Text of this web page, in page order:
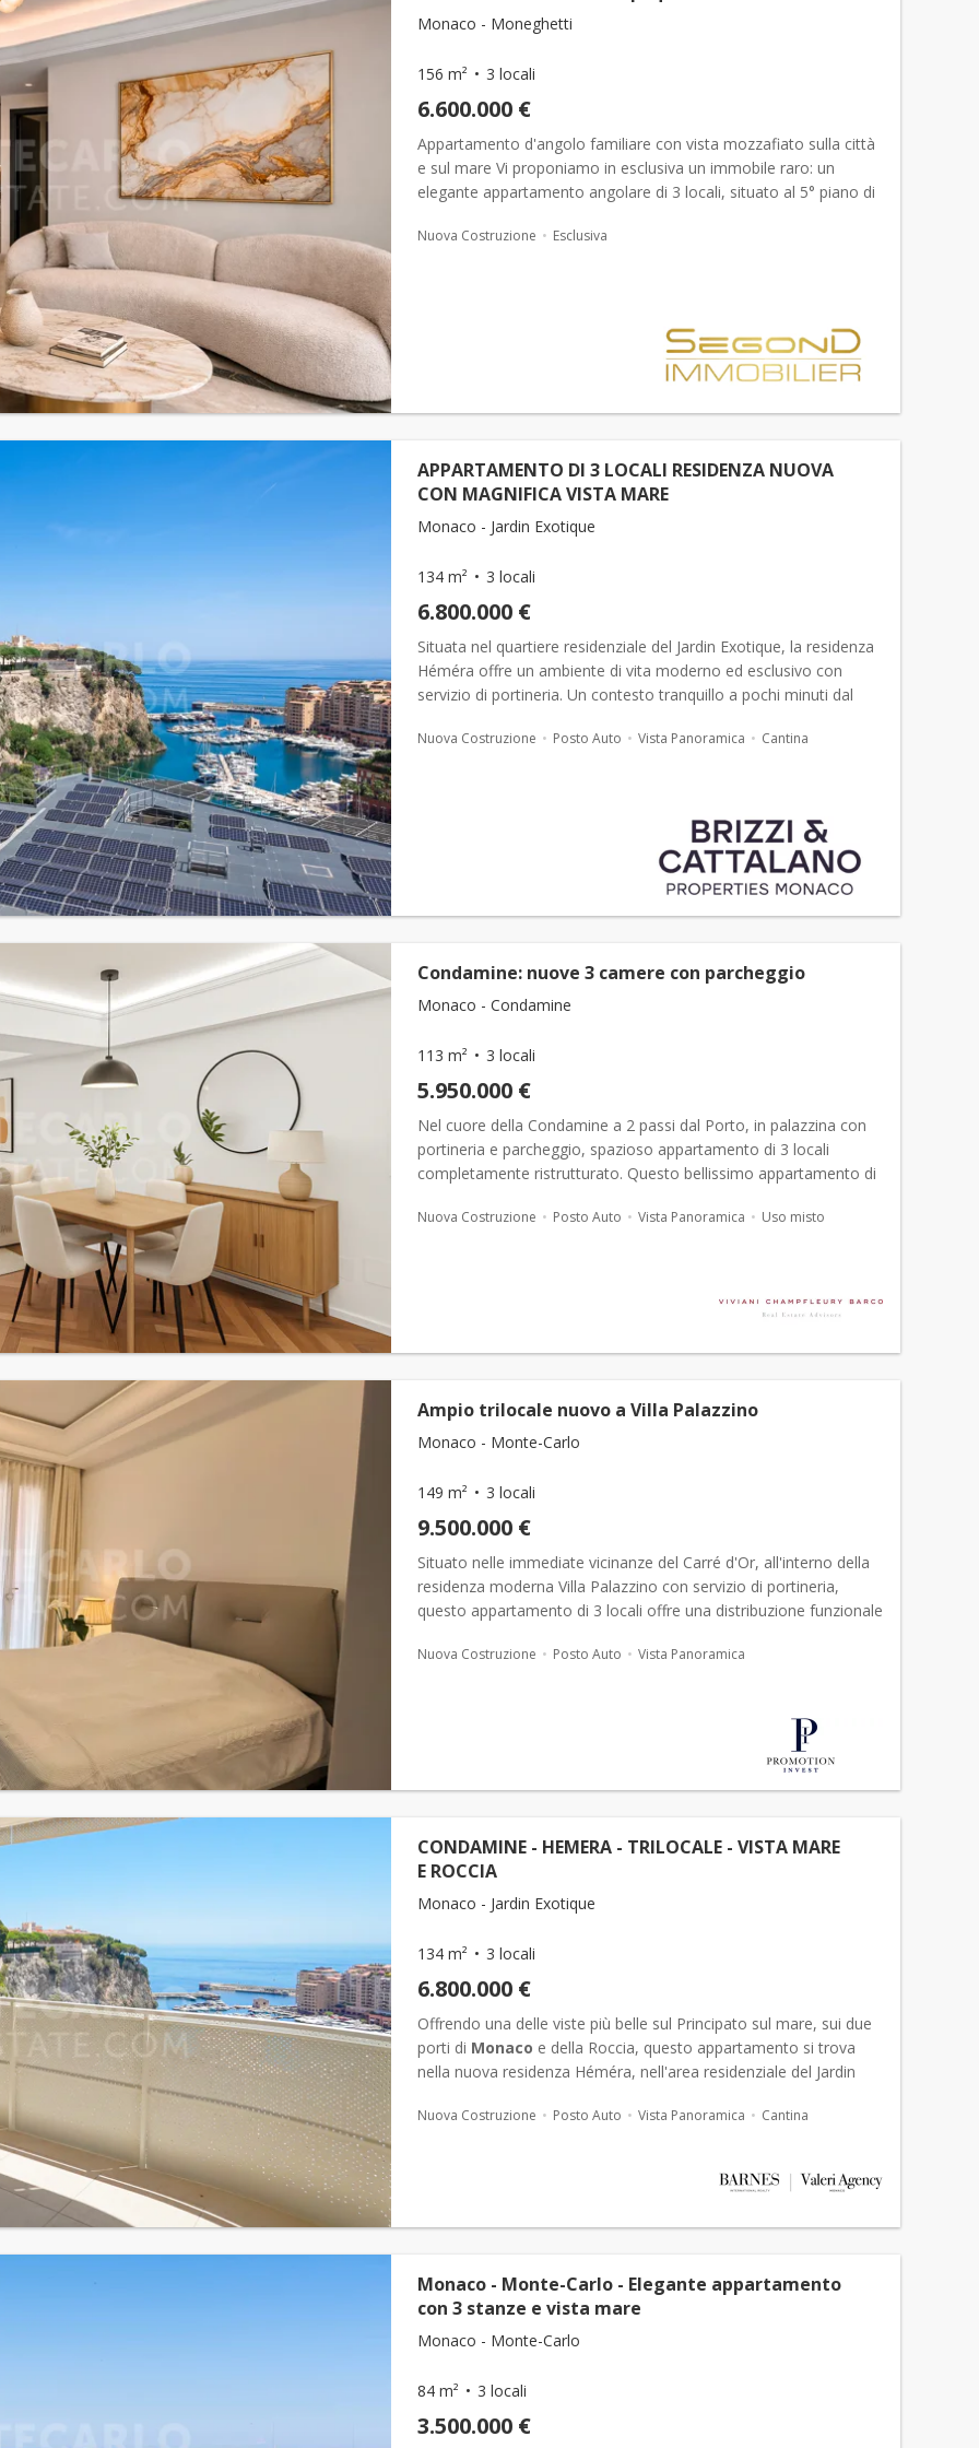
Monaco - Moneghetti
156 m² 3 locali
6.600.000 €
Appartamento d'angolo familiare con vista mozzafiato sulla città
e sul mare Vi proponiamo in esclusiva un immobile raro: un
elegante appartamento angolare di 3 locali, situato al 5° piano di
Nuova Costruzione Esclusiva
APPARTAMENTO DI 3 LOCALI RESIDENZA NUOVA
CON MAGNIFICA VISTA MARE
Monaco - Jardin Exotique
134 m² 3 locali
6.800.000 €
Situata nel quartiere residenziale del Jardin Exotique, la residenza
Héméra offre un ambiente di vita moderno ed esclusivo con
servizio di portineria. Un contesto tranquillo a pochi minuti dal
Nuova Costruzione Posto Auto Vista Panoramica Cantina
Condamine: nuove 3 camere con parcheggio
Monaco - Condamine
113 m² 3 locali
5.950.000 €
Nel cuore della Condamine a 2 passi dal Porto, in palazzina con
portineria e parcheggio, spazioso appartamento di 3 locali
completamente ristrutturato. Questo bellissimo appartamento di
Nuova Costruzione Posto Auto Vista Panoramica Uso misto
Ampio trilocale nuovo a Villa Palazzino
Monaco - Monte-Carlo
149 m² 3 locali
9.500.000 €
Situato nelle immediate vicinanze del Carré d'Or, all'interno della
residenza moderna Villa Palazzino con servizio di portineria,
questo appartamento di 3 locali offre una distribuzione funzionale
Nuova Costruzione Posto Auto Vista Panoramica
CONDAMINE - HEMERA - TRILOCALE - VISTA MARE
E ROCCIA
Monaco - Jardin Exotique
134 m² 3 locali
6.800.000 €
Offrendo una delle viste più belle sul Principato sul mare, sui due
porti di Monaco e della Roccia, questo appartamento si trova
nella nuova residenza Héméra, nell'area residenziale del Jardin
Nuova Costruzione Posto Auto Vista Panoramica Cantina
Monaco - Monte-Carlo - Elegante appartamento
con 3 stanze e vista mare
Monaco - Monte-Carlo
84 m² 3 locali
3.500.000 €